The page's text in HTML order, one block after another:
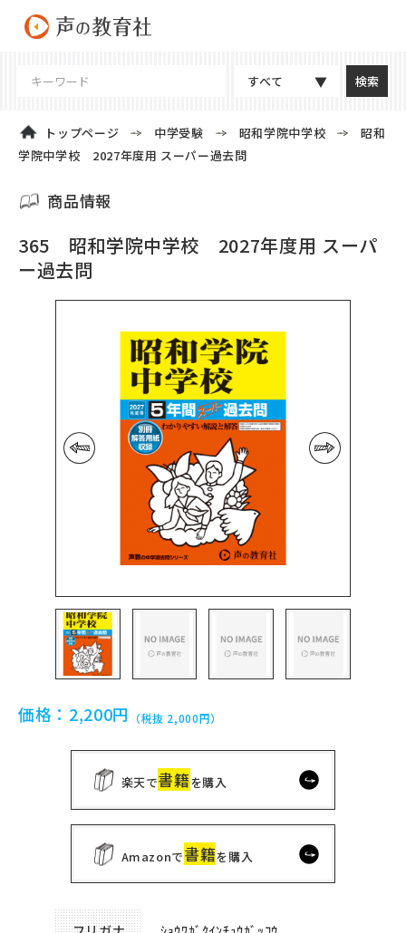
すべて
トップページ 中学受験 昭和学院中学校
昭和
学院中学校 2027年度用 スーパー過去問
商品情報
365 昭和学院中学校 2027年度用 スーパ
ー過去問
前の画像 次の画像
価格： 2,200円 （税抜 2,000円）
楽天で書籍を購入
Amazonで書籍を購入